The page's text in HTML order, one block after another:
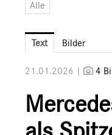
Unimog
Media
Downloads
Alle
Text Bilder
21.01.2026 | 4